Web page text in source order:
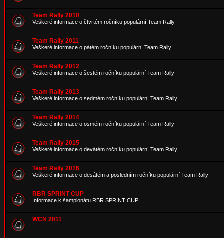
Team Rally 2010
Veškeré informace o čtvrtém ročníku populární Team Rally
Team Rally 2011
Veškeré informace o pátém ročníku populární Team Rally
Team Rally 2012
Veškeré informace o šestém ročníku populární Team Rally
Team Rally 2013
Veškeré informace o sedmém ročníku populární Team Rally
Team Rally 2014
Veškeré informace o osmém ročníku populární Team Rally
Team Rally 2015
Veškeré informace o devátém ročníku populární Team Rally
Team Rally 2016
Veškeré informace o desátém a posledním ročníku populární Team Rally
RBR SPRINT CUP
Informace k šampionátu RBR SPRINT CUP
WCN 2011